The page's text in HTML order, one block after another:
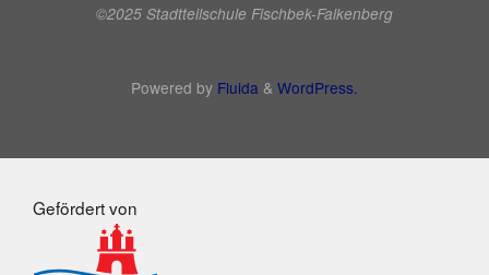
©2025 Stadtteilschule Fischbek-Falkenberg
Powered by Fluida & WordPress.
Gefördert von